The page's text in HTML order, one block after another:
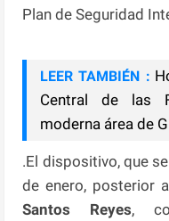
Plan de Seguridad
LEER TAMBIÉN :
Central de las
moderna área de
.El dispositivo, que
de enero, posterior
Santos Reyes,